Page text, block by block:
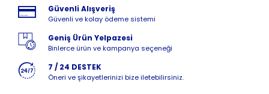
Güvenli Alışveriş
Güvenli ve kolay ödeme sistemi
Geniş Ürün Yelpazesi
Binlerce ürün ve kampanya seçeneği
7 / 24 DESTEK
Öneri ve şikayetlerinizi bize iletebilirsiniz.